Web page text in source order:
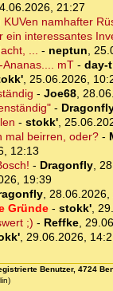
21:27
KUVen namhafter
ein interessantes
... - neptun,
Ananas.... mT- day-
, 25.06.2026,
- Joe68,
-
- stokk',
mal beirren, oder?-
12:13
- Dragonfly,
19:39
, 28.06.2026,
Gründe- stokk',
;) - Reffke,
, 29.06.2026,
Benutzer, 4724